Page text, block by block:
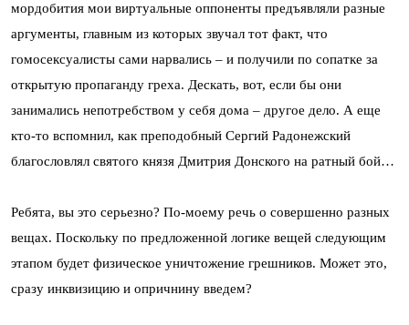
мордобития мои виртуальные оппоненты предъявляли разные
аргументы, главным из которых звучал тот факт, что
гомосексуалисты сами нарвались – и получили по сопатке за
открытую пропаганду греха. Дескать, вот, если бы они
занимались непотребством у себя дома – другое дело. А еще
кто-то вспомнил, как преподобный Сергий Радонежский
благословлял святого князя Дмитрия Донского на ратный бой…
Ребята, вы это серьезно? По-моему речь о совершенно разных
вещах. Поскольку по предложенной логике вещей следующим
этапом будет физическое уничтожение грешников. Может это,
сразу инквизицию и опричнину введем?